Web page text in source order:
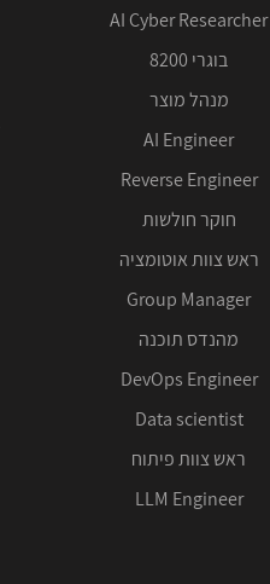
AI Cyber Researcher
בוגרי 8200
מנהל מוצר
AI Engineer
Reverse Engineer
חוקר חולשות
ראש צוות אוטומציה
Group Manager
מהנדס תוכנה
DevOps Engineer
Data scientist
ראש צוות פיתוח
LLM Engineer